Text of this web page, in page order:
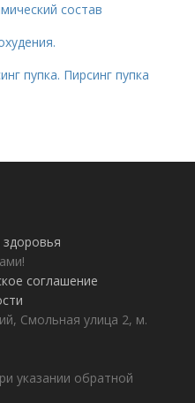
состав
пупка. Пирсинг пупка
соглашение
Смольная улица 2, м.
указании обратной